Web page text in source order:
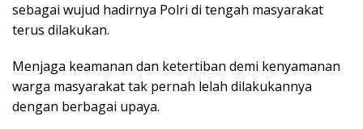
sebagai wujud hadirnya Polri di tengah masyarakat
terus dilakukan.
Menjaga keamanan dan ketertiban demi kenyamanan
warga masyarakat tak pernah lelah dilakukannya
dengan berbagai upaya.